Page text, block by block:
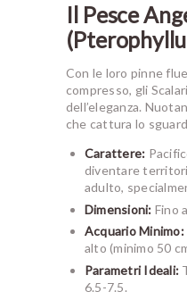
Il Pesce
Con le loro pinne
compresso, gli
dell’eleganza.
che cattura lo
Carattere:
diventare
adulto,
Dimensioni: Fino
Acquario Minimo:
alto (minimo 50
Parametri Ideali:
6.5-7.5.